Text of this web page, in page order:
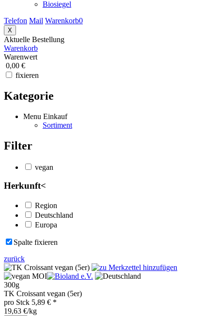
Biosiegel
Telefon Mail Warenkorb0
X
Aktuelle Bestellung
Warenkorb
Warenwert
0,00 €
fixieren
Kategorie
Menu Einkauf
Sortiment
Filter
vegan
Herkunft<
Region
Deutschland
Europa
Spalte fixieren
zurück
MOI
300g
TK Croissant vegan (5er)
pro Stck 5,89 € *
19,63 €/kg